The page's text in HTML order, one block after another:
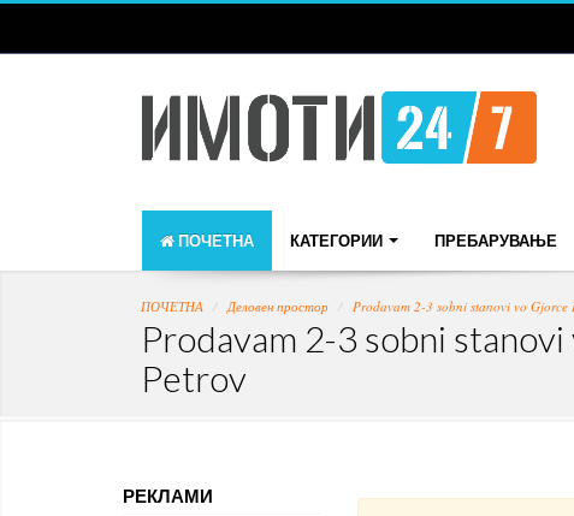
ПОЧЕТНА КАТЕГОРИИ ПРЕБАРУВАЊЕ
ПОЧЕТНА Деловен простор Prodavam 2-3 sobni stanovi vo Gjorce
Prodavam 2-3 sobni
Petrov
РЕКЛАМИ